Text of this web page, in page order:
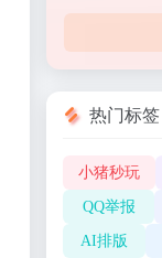
热门标签
小猪秒玩
QQ举报
AI排版